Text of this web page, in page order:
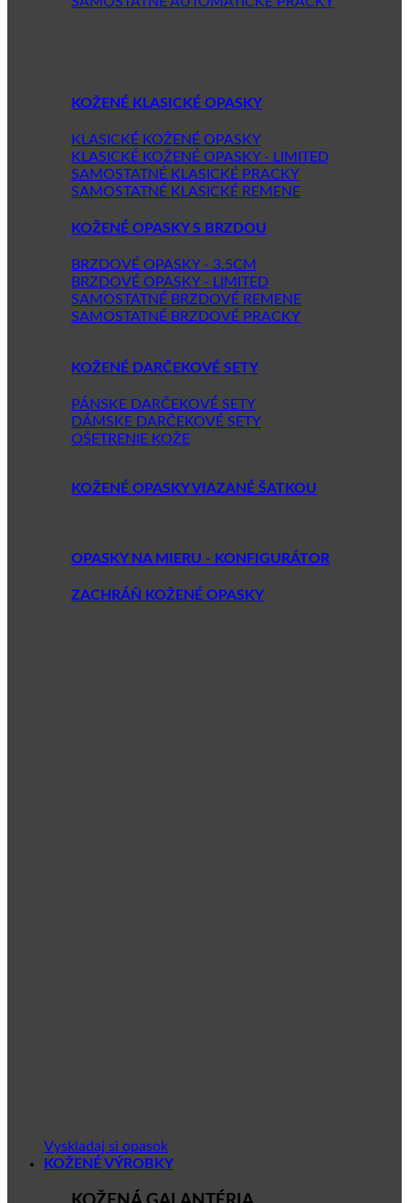
KOŽENÉ KLASICKÉ OPASKY
KLASICKÉ KOŽENÉ OPASKY
KLASICKÉ KOŽENÉ OPASKY - LIMITED
SAMOSTATNÉ KLASICKÉ PRACKY
SAMOSTATNÉ KLASICKÉ REMENE
KOŽENÉ OPASKY S BRZDOU
BRZDOVÉ OPASKY - 3.5CM
BRZDOVÉ OPASKY - LIMITED
SAMOSTATNÉ BRZDOVÉ REMENE
SAMOSTATNÉ BRZDOVÉ PRACKY
KOŽENÉ DARČEKOVÉ SETY
PÁNSKE DARČEKOVÉ SETY
DÁMSKE DARČEKOVÉ SETY
OŠETRENIE KOŽE
KOŽENÉ OPASKY VIAZANÉ ŠATKOU
OPASKY NA MIERU - KONFIGURÁTOR
ZACHRÁŇ KOŽENÉ OPASKY
Vyskladaj si opasok
KOŽENÉ VÝROBKY